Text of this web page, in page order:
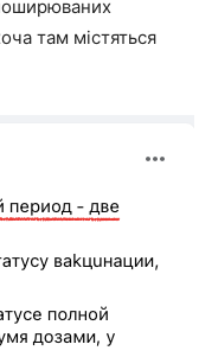
там містяться